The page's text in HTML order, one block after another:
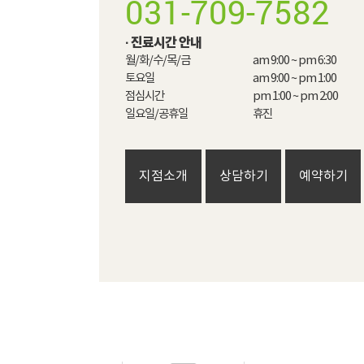
031-709-7582
· 진료시간 안내
월/화/수/목/금
토요일
점심시간
일요일/공휴일
am 9:00 ~ pm 6:30
am 9:00 ~ pm 1:00
pm 1:00 ~ pm 2:00​
휴진
지점소개 상담하기 예약하기